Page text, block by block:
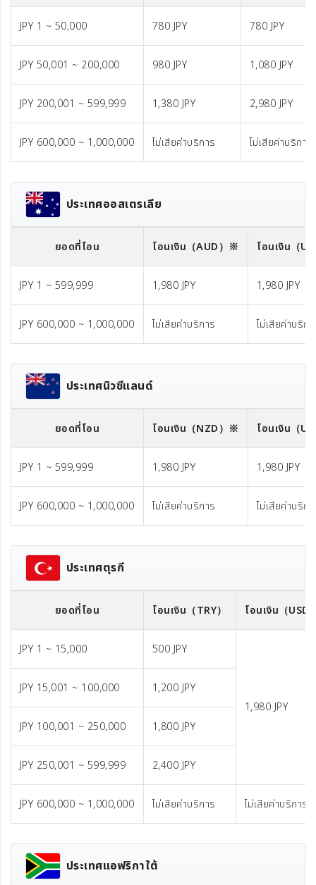
JPY 1 ~ 50,000 780 JPY 780 JPY
JPY 50,001 ~ 200,000 980 JPY 1,080 JPY
JPY 200,001 ~ 599,999 1,380 JPY 2,980 JPY
JPY 600,000 ~ 1,000,000 ไม่เสียค่าบริการ ไม่เสียค่าบริการ
ประเทศออสเตรเลีย
ยอดที่โอน โอนเงิน （AUD）※ โอนเงิน （
JPY 1 ~ 599,999 1,980 JPY 1,980 JPY
JPY 600,000 ~ 1,000,000 ไม่เสียค่าบริการ ไม่เสียค่าบริก
ประเทศนิวซีแลนด์
ยอดที่โอน โอนเงิน （NZD）※ โอนเงิน （
JPY 1 ~ 599,999 1,980 JPY 1,980 JPY
JPY 600,000 ~ 1,000,000 ไม่เสียค่าบริการ ไม่เสียค่าบริก
ประเทศตุรกี
ยอดที่โอน โอนเงิน （TRY） โอนเงิน （
JPY 1 ~ 15,000 500 JPY
1,980 JPY
JPY 15,001 ~ 100,000 1,200 JPY
JPY 100,001 ~ 250,000 1,800 JPY
JPY 250,001 ~ 599,999 2,400 JPY
JPY 600,000 ~ 1,000,000 ไม่เสียค่าบริการ ไม่เสียค่าบริการ
ประเทศแอฟริกาใต้